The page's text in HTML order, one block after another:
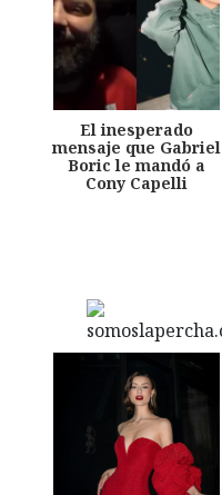
El inesperado
mensaje que Gabriel
Boric le mandó a
Cony Capelli